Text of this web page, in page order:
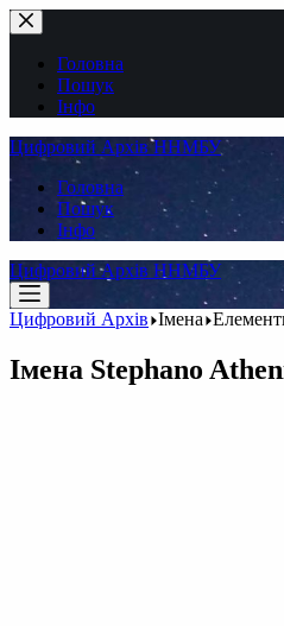
Перейти
до
вмістуГоловна
Пошук
Інфо
Цифровий Архів ННМБУ
Головна
Пошук
Інфо
Цифровий Архів ННМБУ
Цифровий Архів Імена
Імена Stephano